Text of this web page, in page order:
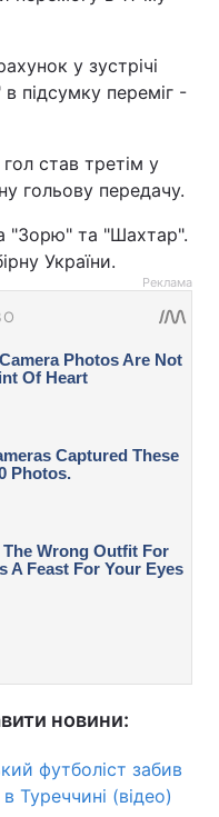
у зустрічі
підсумку переміг -
став третім у
гольову передачу.
"Зорю" та "Шахтар".
України.
Реклама
новини:
футболіст забив
(відео)